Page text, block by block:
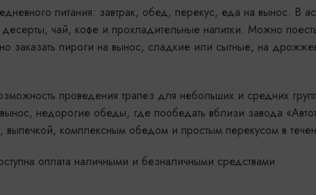
питания: завтрак, обед, перекус, еда на вынос. В
чай, кофе и прохладительные напитки. Можно
заказать пироги на вынос, сладкие или сытные, на
проведения трапез для небольших и средних
недорогие обеды, где пообедать вблизи завода
выпечкой, комплексным обедом и простым перекусом в
оплата наличными и безналичными средствами